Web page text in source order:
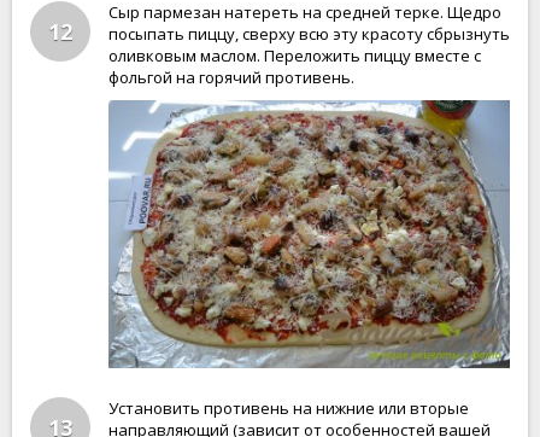
12
Сыр пармезан натереть на средней терке. Щедро
посыпать пиццу, сверху всю эту красоту сбрызнуть
оливковым маслом. Переложить пиццу вместе с
фольгой на горячий противень.
13
Установить противень на нижние или вторые
направляющий (зависит от особенностей вашей